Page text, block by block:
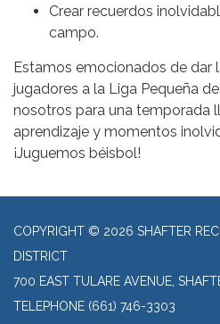
Crear recuerdos
campo.
Estamos emocionados de dar
jugadores a la Liga Pequeña
nosotros para una temporada
aprendizaje y momentos
¡Juguemos béisbol!
COPYRIGHT © 2026 SHAFTER
DISTRICT
700 EAST TULARE AVENUE,
TELEPHONE (661) 746-3303